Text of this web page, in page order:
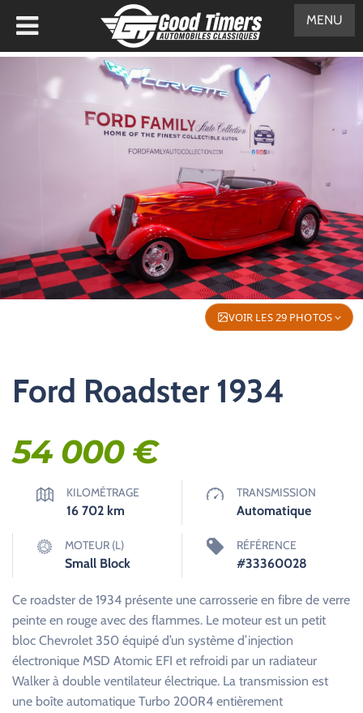
VOIR LES 29 PHOTOS
Ford Roadster 1934
54 000€
KILOMÉTRAGE
16 702 km
TRANSMISSION
Automatique
MOTEUR (L)
Small Block
RÉFÉRENCE
#33360028
Ce roadster de 1934 présente une carrosserie en fibre de verre
peinte en rouge avec des flammes. Le moteur est un petit
bloc Chevrolet 350 équipé d’un système d’injection
électronique MSD Atomic EFI et refroidi par un radiateur
Walker à double ventilateur électrique. La transmission est
une boîte automatique Turbo 200R4 entièrement
MENU